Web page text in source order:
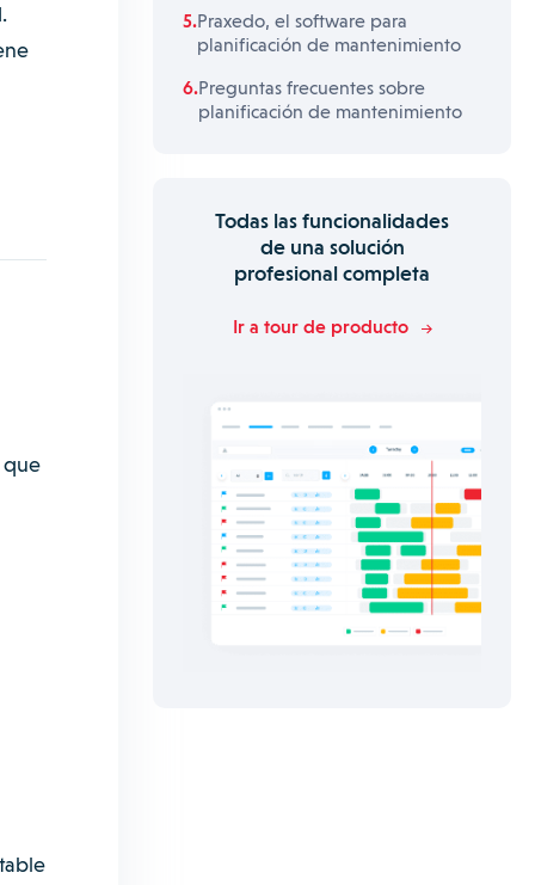
Praxedo, el software para
planificación de mantenimiento
Preguntas frecuentes sobre
planificación de mantenimiento
Todas las funcionalidades
de una solución
profesional completa
Ir a tour de producto